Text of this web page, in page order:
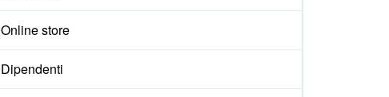
Online store
Dipendenti